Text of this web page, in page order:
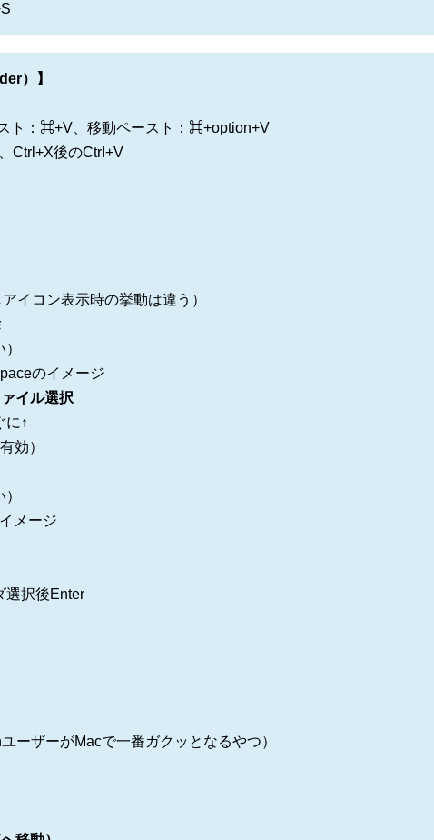
）】
ト：⌘+V、移動ペースト：⌘+option+V
Ctrl+X後のCtrl+V
イコン表示時の挙動は違う）
のイメージ
イル選択
に↑
効）
メージ
選択後Enter
ーザーがMacで一番ガクッとなるやつ）